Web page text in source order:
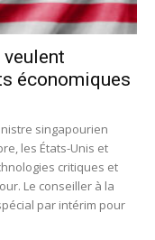
veulent
économiques
singapourien
les États-Unis et
critiques et
Le conseiller à la
par intérim pour